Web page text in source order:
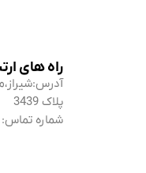
راه های
آدرس:
پلاک 3439
شماره